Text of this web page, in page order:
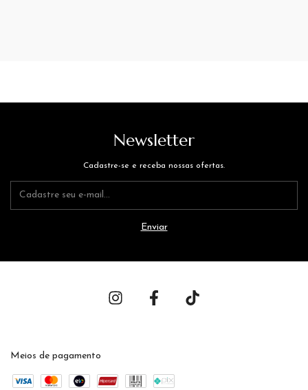
Newsletter
Cadastre-se e receba nossas ofertas.
Meios de pagamento